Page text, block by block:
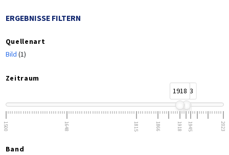
ERGEBNISSE FILTERN
Quellenart
Bild (1)
Zeitraum
19181933
1500 1648 1815 1866 1918 1945 2023
Band